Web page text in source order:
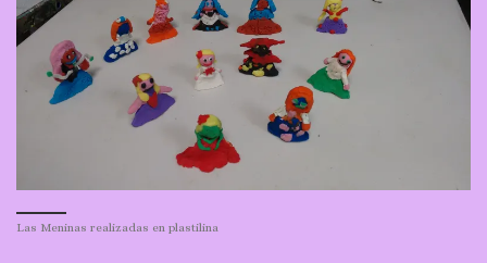
Las Meninas realizadas en plastilina